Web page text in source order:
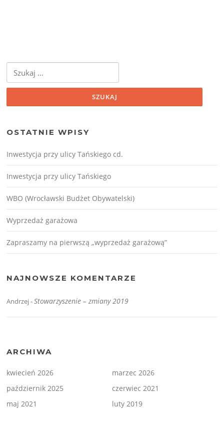
OSTATNIE WPISY
Inwestycja przy ulicy Tańskiego cd.
Inwestycja przy ulicy Tańskiego
WBO (Wrocławski Budżet Obywatelski)
Wyprzedaż garażowa
Zapraszamy na pierwszą „wyprzedaż garażową”
NAJNOWSZE KOMENTARZE
Andrzej-Stowarzyszenie – zmiany 2019
ARCHIWA
kwiecień 2026
marzec 2026
październik 2025
czerwiec 2021
maj 2021
luty 2019